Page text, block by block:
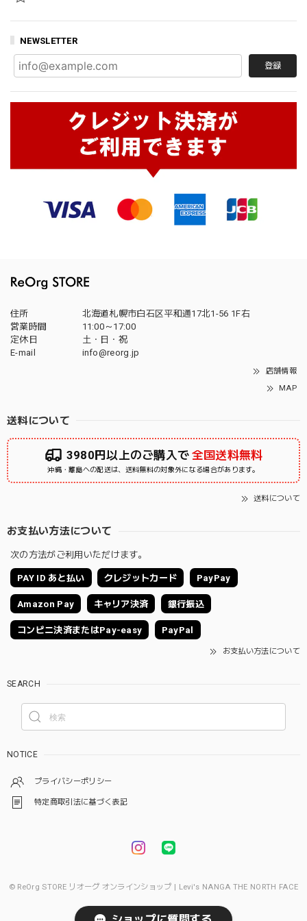
NEWSLETTER
登録
住所
北海道札幌市白石区平和通17北1-56 1F右
営業時間
11:00～17:00
定休日
土・日・祝
E-mail
info@reorg.jp
店舗情報
MAP
送料について
3980円以上のご購入で 全国送料無料
沖縄・離島への配送は、送料無料の対象外になる場合があります。
送料について
お支払い方法について
次の方法がご利用いただけます。
PAY ID あと払い クレジットカード PayPay
Amazon Pay キャリア決済 銀行振込
コンビニ決済またはPay-easy PayPal
お支払い方法について
SEARCH
NOTICE
プライバシーポリシー
特定商取引法に基づく表記
© ReOrg STORE リオーグ オンラインショップ | Levi's NANGA THE NORTH FACE